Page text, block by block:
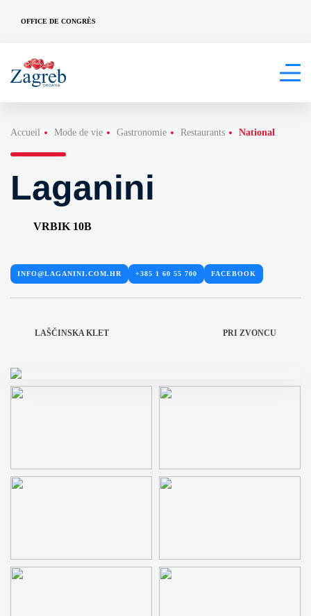
OFFICE DE CONGRÈS
Accueil Mode de vie Gastronomie Restaurants National
Laganini
VRBIK 10B
INFO@LAGANINI.COM.HR +385 1 60 55 700 FACEBOOK
LAŠČINSKA KLET PRI ZVONCU